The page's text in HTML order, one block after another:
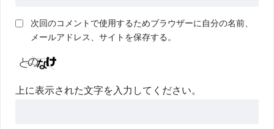
次回のコメントで使用するためブラウザーに自分の名前、
メールアドレス、サイトを保存する。
上に表示された文字を入力してください。